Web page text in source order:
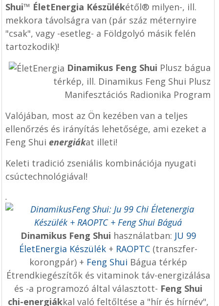
Shui™ ÉletEnergia Készülékétől® milyen-, ill.
mekkora távolságra van (pár száz méternyire
"csak", vagy -esetleg- a Földgolyó másik felén
tartozkodik)!
Dinamikus Feng Shui Plusz bágua
térkép, ill. Dinamikus Feng Shui Plusz
Manifesztációs Radionika Program
Valójában, most az Ön kezében van a teljes
ellenőrzés és irányítás lehetősége, ami ezeket a
Feng Shui energiákat illeti!
Keleti tradició zseniális kombinációja nyugati
csúctechnológiával!
.
Dinamikus Feng Shui használatban: JU 99
ÉletEnergia Készülék+ RAOPTC(transzfer-
korongpár) + Feng Shui Bágua térkép
Étrendkiegészítők és vitaminok táv-energizálása
és -a programozó által választott- Feng Shui
chi-energiákkal való feltőltése a "hír és hírnév",